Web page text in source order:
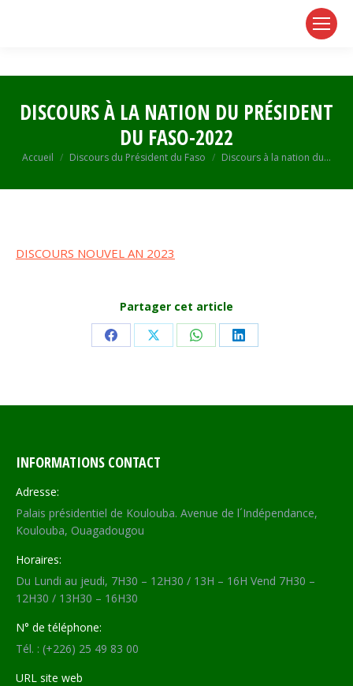
DISCOURS À LA NATION DU PRÉSIDENT
DU FASO-2022
Vous êtes ici :
Accueil Discours du Président du Faso Discours à la nation du…
DISCOURS NOUVEL AN 2023
Partager cet article
Share Share Share Share
INFORMATIONS CONTACT
Adresse:
Palais présidentiel de Koulouba. Avenue de l´Indépendance,
Koulouba, Ouagadougou
Horaires:
Du Lundi au jeudi, 7H30 – 12H30 / 13H – 16H Vend 7H30 –
12H30 / 13H30 – 16H30
N° de téléphone:
Tél. : (+226) 25 49 83 00
URL site web